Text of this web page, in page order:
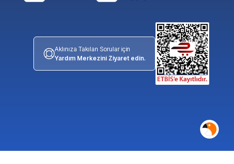
Aklınıza Takılan Sorular için
Yardım Merkezini Ziyaret edin.